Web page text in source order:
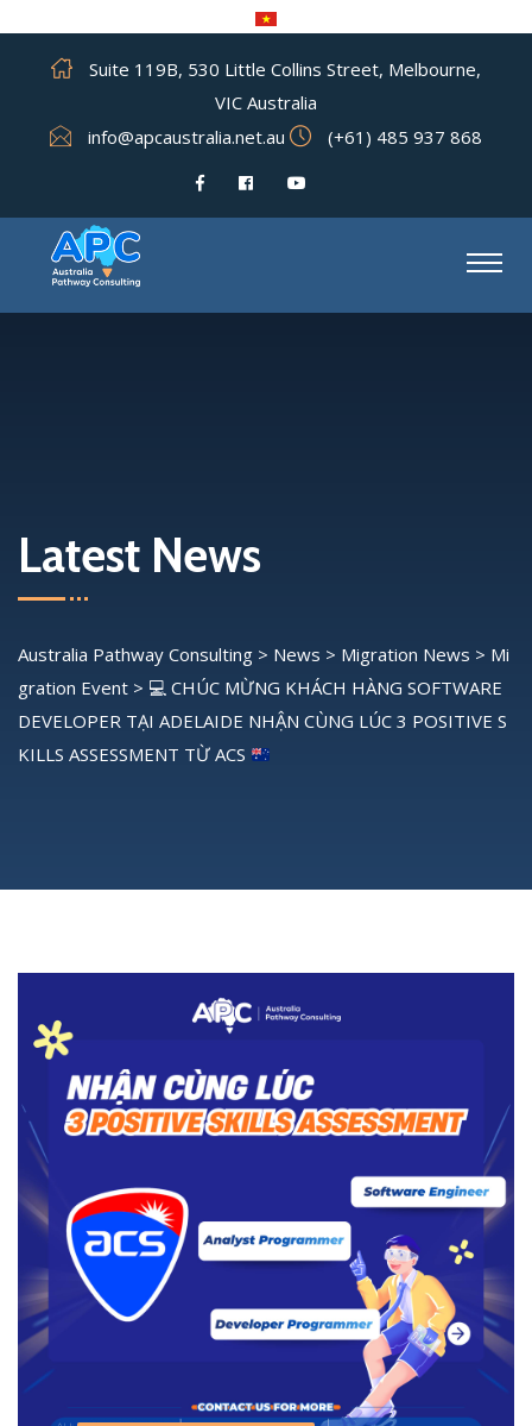
Suite 119B, 530 Little Collins Street, Melbourne,
VIC Australia
info@apcaustralia.net.au
(+61) 485 937 868
Latest News
Australia Pathway Consulting > News > Migration News > Mi
gration Event > 💻 CHÚC MỪNG KHÁCH HÀNG SOFTWARE
DEVELOPER TẠI ADELAIDE NHẬN CÙNG LÚC 3 POSITIVE S
KILLS ASSESSMENT TỪ ACS